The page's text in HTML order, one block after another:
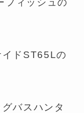
フィッシュの
イドST65Lの
バスハンタ